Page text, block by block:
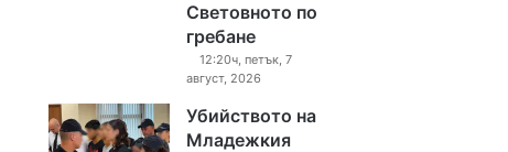
Световното по
гребане
12:20ч, петък, 7
август, 2026
Убийството на
Младежкия